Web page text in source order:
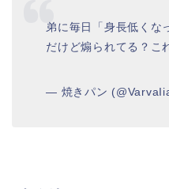
弟に毎日「身長低くな
だけど煽られてる？こ
— 焼きパン